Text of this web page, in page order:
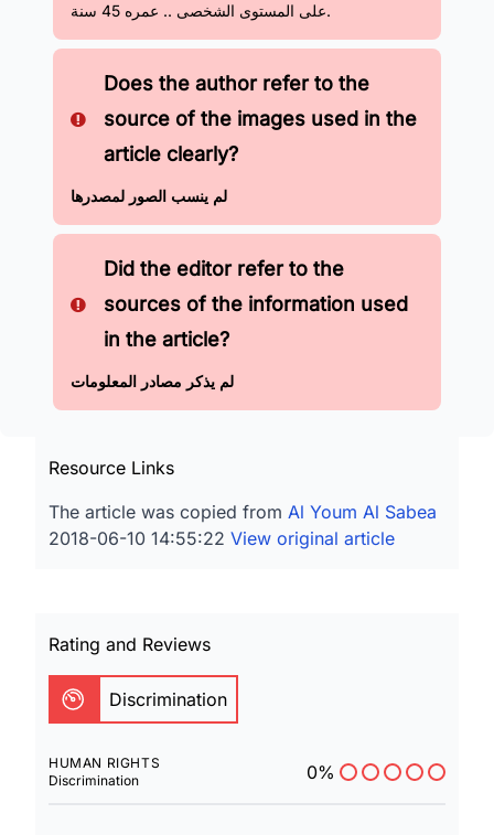
على المستوى الشخصى .. عمره 45 سنة.
Does the author refer to the
source of the images used in the
article clearly?
لم ينسب الصور لمصدرها
Did the editor refer to the
sources of the information used
in the article?
لم يذكر مصادر المعلومات
Resource Links
The article was copied from Al Youm Al Sabea
2018-06-10 14:55:22 View original article
Rating and Reviews
Discrimination
HUMAN RIGHTS
Discrimination
0%